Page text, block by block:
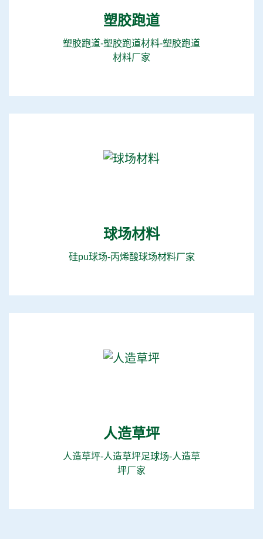
塑胶跑道
塑胶跑道-塑胶跑道材料-塑胶跑道
材料厂家
球场材料
硅pu球场-丙烯酸球场材料厂家
人造草坪
人造草坪-人造草坪足球场-人造草
坪厂家